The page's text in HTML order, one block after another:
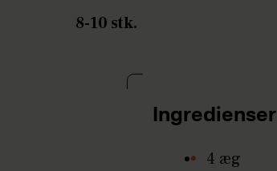
8-10 stk.
Ingredienser
4 æg